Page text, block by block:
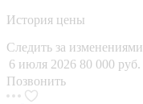
История цены
Следить за изменениями
6 июля 2026 80 000 руб.
Позвонить